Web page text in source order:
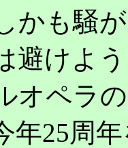
かも騒
避けよ
ペラ
年25周